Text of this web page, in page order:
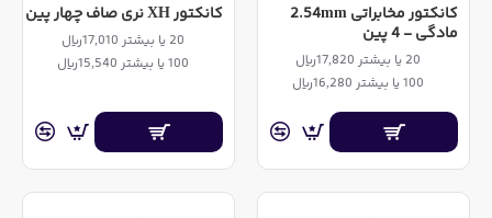
کانکتور مخابراتی 2.54mm
مادگی - 4 پین
20 یا بیشتر 17,820ریال
100 یا بیشتر 16,280ریال
کانکتور XH نری صاف چهار پین
20 یا بیشتر 17,010ریال
100 یا بیشتر 15,540ریال